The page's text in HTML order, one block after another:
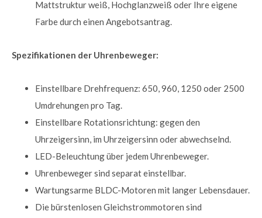
Mattstruktur weiß, Hochglanzweiß oder Ihre eigene
Farbe durch einen Angebotsantrag.
Spezifikationen der Uhrenbeweger:
Einstellbare Drehfrequenz: 650, 960, 1250 oder 2500
Umdrehungen pro Tag.
Einstellbare Rotationsrichtung: gegen den
Uhrzeigersinn, im Uhrzeigersinn oder abwechselnd.
LED-Beleuchtung über jedem Uhrenbeweger.
Uhrenbeweger sind separat einstellbar.
Wartungsarme BLDC-Motoren mit langer Lebensdauer.
Die bürstenlosen Gleichstrommotoren sind